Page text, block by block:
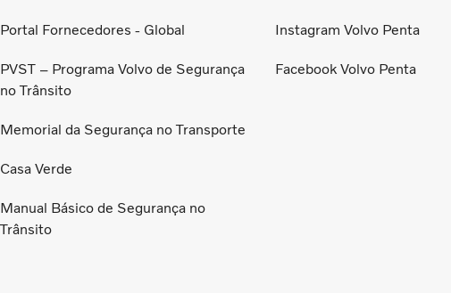
Portal Fornecedores - Global
PVST – Programa Volvo de Segurança
no Trânsito
Memorial da Segurança no Transporte
Casa Verde
Manual Básico de Segurança no
Trânsito
Instagram Volvo Penta
Facebook Volvo Penta